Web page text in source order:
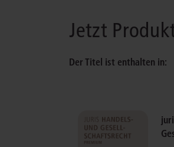
Jetzt
Der Titel ist enthalten in: